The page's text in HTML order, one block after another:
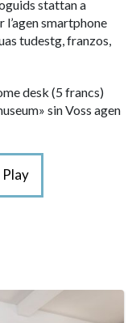
stattan a
l’agen smartphone
tudestg, franzos,
desk (5 francs)
sin Voss agen